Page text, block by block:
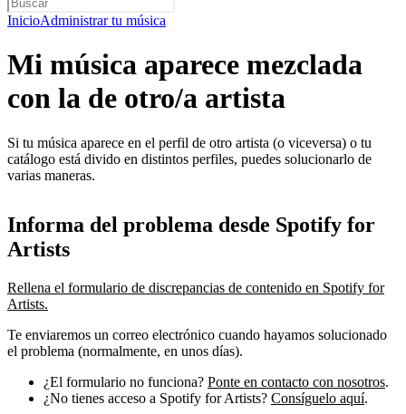
InicioAdministrar tu música
Mi música aparece mezclada
con la de otro/a artista
Si tu música aparece en el perfil de otro artista (o viceversa) o tu
catálogo está divido en distintos perfiles, puedes solucionarlo de
varias maneras.
Informa del problema desde Spotify for
Artists
Rellena el formulario de discrepancias de contenido en Spotify for
Artists.
Te enviaremos un correo electrónico cuando hayamos solucionado
el problema (normalmente, en unos días).
¿El formulario no funciona? Ponte en contacto con nosotros.
¿No tienes acceso a Spotify for Artists? Consíguelo aquí.